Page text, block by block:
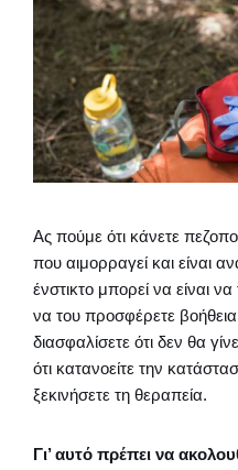
Ας πούμε ότι κάνετε
που αιμορραγεί και είναι
ένστικτο μπορεί να είναι
να του προσφέρετε
διασφαλίσετε ότι δεν θα
ότι κατανοείτε την
ξεκινήσετε τη θεραπεία.
Γι’ αυτό πρέπει να